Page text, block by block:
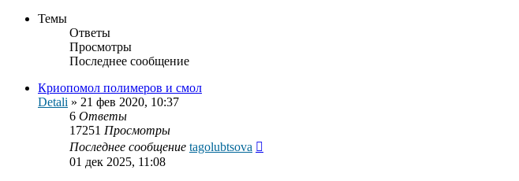
Темы
Ответы
Просмотры
Последнее сообщение
Криопомол полимеров и смол
Detali » 21 фев 2020, 10:37
6 Ответы
17251 Просмотры
Последнее сообщение tagolubtsova
01 дек 2025, 11:08